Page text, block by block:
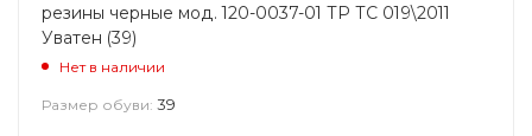
резины черные мод. 120-0037-01 ТР ТС 019\2011
Уватен (39)
Нет в наличии
Размер обуви: 39